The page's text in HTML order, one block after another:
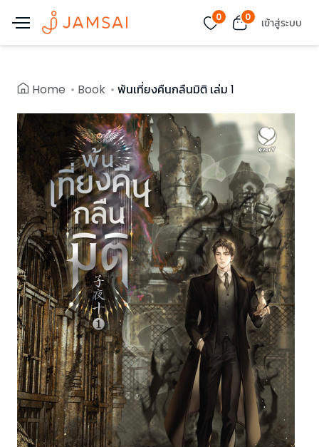
0 0 เข้าสู่ระบบ
Home Book พ้นเที่ยงคืนกลืนมิติ เล่ม 1